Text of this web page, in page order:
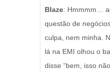
Blaze: Hmmmm…
questão de
culpa, nem minha.
lá na EMI olhou o
disse “bem, isso